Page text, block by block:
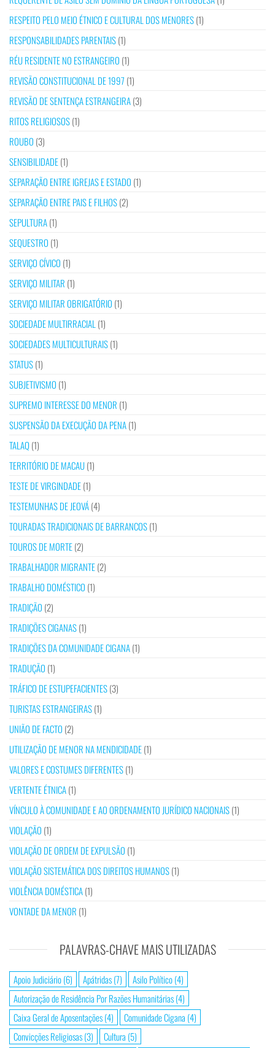
RESPEITO PELO MEIO ÉTNICO E CULTURAL DOS MENORES(1)
RESPONSABILIDADES PARENTAIS(1)
RÉU RESIDENTE NO ESTRANGEIRO (1)
REVISÃO CONSTITUCIONAL DE 1997 (1)
REVISÃO DE SENTENÇA ESTRANGEIRA(3)
RITOS RELIGIOSOS(1)
ROUBO (3)
SENSIBILIDADE(1)
SEPARAÇÃO ENTRE IGREJAS E ESTADO (1)
SEPARAÇÃO ENTRE PAIS E FILHOS(2)
SEPULTURA(1)
SEQUESTRO (1)
SERVIÇO CÍVICO (1)
SERVIÇO MILITAR (1)
SERVIÇO MILITAR OBRIGATÓRIO (1)
SOCIEDADE MULTIRRACIAL (1)
SOCIEDADES MULTICULTURAIS(1)
STATUS(1)
SUBJETIVISMO (1)
SUPREMO INTERESSE DO MENOR (1)
SUSPENSÃO DA EXECUÇÃO DA PENA(1)
TALAQ(1)
TERRITÓRIO DE MACAU(1)
TESTE DE VIRGINDADE(1)
TESTEMUNHAS DE JEOVÁ(4)
TOURADAS TRADICIONAIS DE BARRANCOS(1)
TOUROS DE MORTE(2)
TRABALHADOR MIGRANTE(2)
TRABALHO DOMÉSTICO (1)
TRADIÇÃO (2)
TRADIÇÕES CIGANAS(1)
TRADIÇÕES DA COMUNIDADE CIGANA(1)
TRADUÇÃO (1)
TRÁFICO DE ESTUPEFACIENTES(3)
TURISTAS ESTRANGEIRAS(1)
UNIÃO DE FACTO (2)
UTILIZAÇÃO DE MENOR NA MENDICIDADE(1)
VALORES E COSTUMES DIFERENTES(1)
VERTENTE ÉTNICA(1)
VÍNCULO À COMUNIDADE E AO ORDENAMENTO JURÍDICO NACIONAIS(1)
VIOLAÇÃO (1)
VIOLAÇÃO DE ORDEM DE EXPULSÃO (1)
VIOLAÇÃO SISTEMÁTICA DOS DIREITOS HUMANOS(1)
VIOLÊNCIA DOMÉSTICA(1)
VONTADE DA MENOR (1)
PALAVRAS-CHAVE MAIS UTILIZADAS
Apoio Judiciário(6) Apátridas(7) Asilo Político(4)
Autorização de Residência Por Razões Humanitárias(4)
Caixa Geral de Aposentações(4) Comunidade Cigana (4)
Convicções Religiosas(3) Cultura (5)